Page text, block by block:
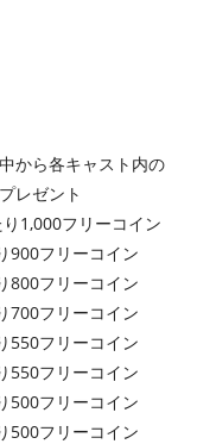
から各キャスト内の
レゼント
り1,000フリーコイン
900フリーコイン
800フリーコイン
700フリーコイン
550フリーコイン
550フリーコイン
500フリーコイン
500フリーコイン